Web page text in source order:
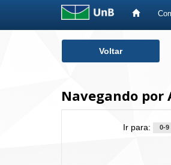
Voltar
Navegando por
Ir para: 0-9